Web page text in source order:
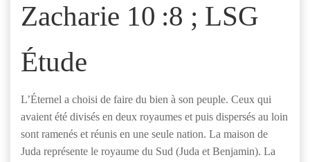
Zacharie 10 :8 ; LSG
Étude
L’Éternel a choisi de faire du bien à son peuple. Ceux qui
avaient été divisés en deux royaumes et puis dispersés au loin
sont ramenés et réunis en une seule nation. La maison de
Juda représente le royaume du Sud (Juda et Benjamin). La